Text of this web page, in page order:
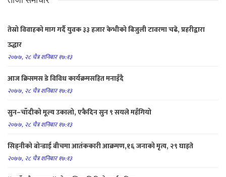
तेस्रो विवाहको माग गर्दै युवक ३३ हजार केभीको बिजुली टावरमा चढे, प्रहरीद्वारा
उद्धार
२०७७, २८ चैत्र शनिबार १७:१३
आज क्रिसमस डे विविध कार्यक्रमसहित मनाइँदै
२०७७, २८ चैत्र शनिबार १७:१३
सुन–चाँदीको मूल्य उकालो, एकैदिन सुन ९ सयले महँगियो
२०७७, २८ चैत्र शनिबार १७:१३
सिड्नीको बोन्डाई बीचमा आतंककारी आक्रमण,१६ जनाको मृत्य, २९ घाइते
२०७७, २८ चैत्र शनिबार १७:१३